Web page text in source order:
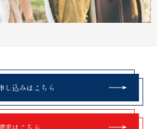
し込みはこちら
求はこちら